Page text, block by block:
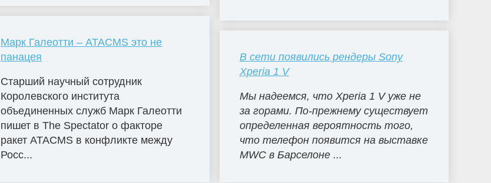
Марк Галеотти – ATACMS это не
панацея
Старший научный сотрудник
Королевского института
объединенных служб Марк Галеотти
пишет в The Spectator о факторе
ракет ATACMS в конфликте между
Росс...
В сети появились рендеры Sony
Xperia 1 V
Мы надеемся, что Xperia 1 V уже не
за горами. По-прежнему существует
определенная вероятность того,
что телефон появится на выставке
MWC в Барселоне ...